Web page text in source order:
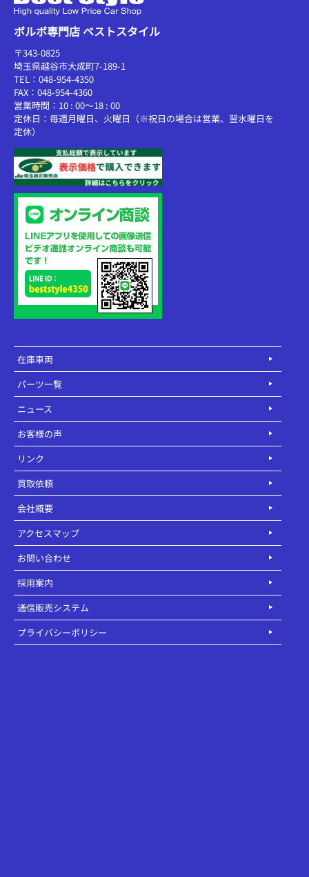
ボルボ専門店 ベストスタイル
〒343-0825
埼玉県越谷市大成町7-189-1
TEL：048-954-4350
FAX：048-954-4360
営業時間：10 : 00～18 : 00
定休日：毎週月曜日、火曜日（※祝日の場合は営業、翌水曜日を
定休）
在庫車両
パーツ一覧
ニュース
お客様の声
リンク
買取依頼
会社概要
アクセスマップ
お問い合わせ
採用案内
通信販売システム
プライバシーポリシー